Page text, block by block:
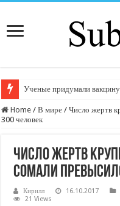
Ученые придумали
Home / В мире / Число жертв
300 человек
Число жертв
Сомали
Кирилл 16.10.2017
21 Views